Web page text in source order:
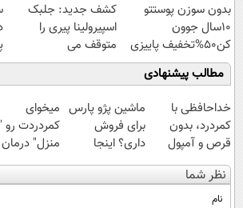
ویژه
بدون سوزن پوستتو
10سال جوون
کن50%تخفیف پاییزی
کشف جدید: جلبک
اسپیرولینا پیری را
متوقف می
کند50%تخفیف
مطالب پیشنهادی
خداحافظی با
کمردرد، بدون
قرص و آمپول
ماشین پژو پارس
برای فروش
داری؟ اینجا
سریع بفروشش
میخوای
کمردردت رو
منزل" درمان
کنی؟
نظر شما
نام